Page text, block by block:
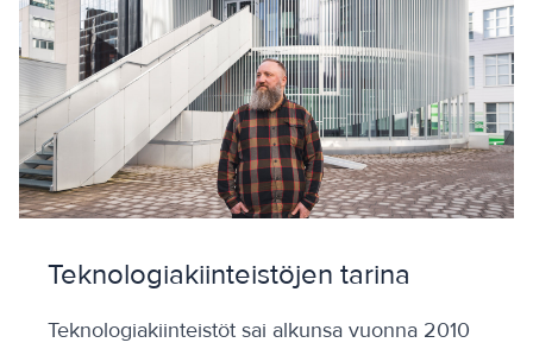
Teknologiakiinteistöjen tarina
Teknologiakiinteistöt sai alkunsa vuonna 2010